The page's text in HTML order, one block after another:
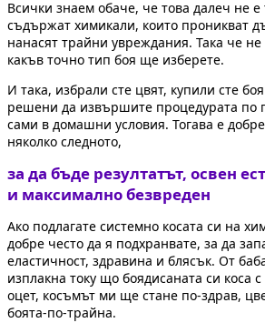
Всички знаем обаче, че това далеч не е
съдържат химикали, които проникват
нанасят трайни увреждания. Така че
какъв точно тип боя ще изберете.
И така, избрали сте цвят, купили сте
решени да извършите процедурата по
сами в домашни условия. Тогава е
няколко следното,
за да бъде резултатът, освен
и максимално безвреден
Ако подлагате системно косата си на
добре често да я подхранвате, за да
еластичност, здравина и блясък. От
изплакна току що боядисаната си коса
оцет, косъмът ми ще стане по-здрав,
боята-по-трайна.